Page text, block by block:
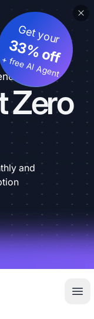
Zero
Get your
33% off
+ free AI Agent
and